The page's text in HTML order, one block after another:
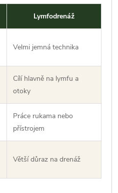
Lymfodrenáž
Velmi jemná technika
Cílí hlavně na lymfu a
otoky
Práce rukama nebo
přístrojem
Větší důraz na drenáž